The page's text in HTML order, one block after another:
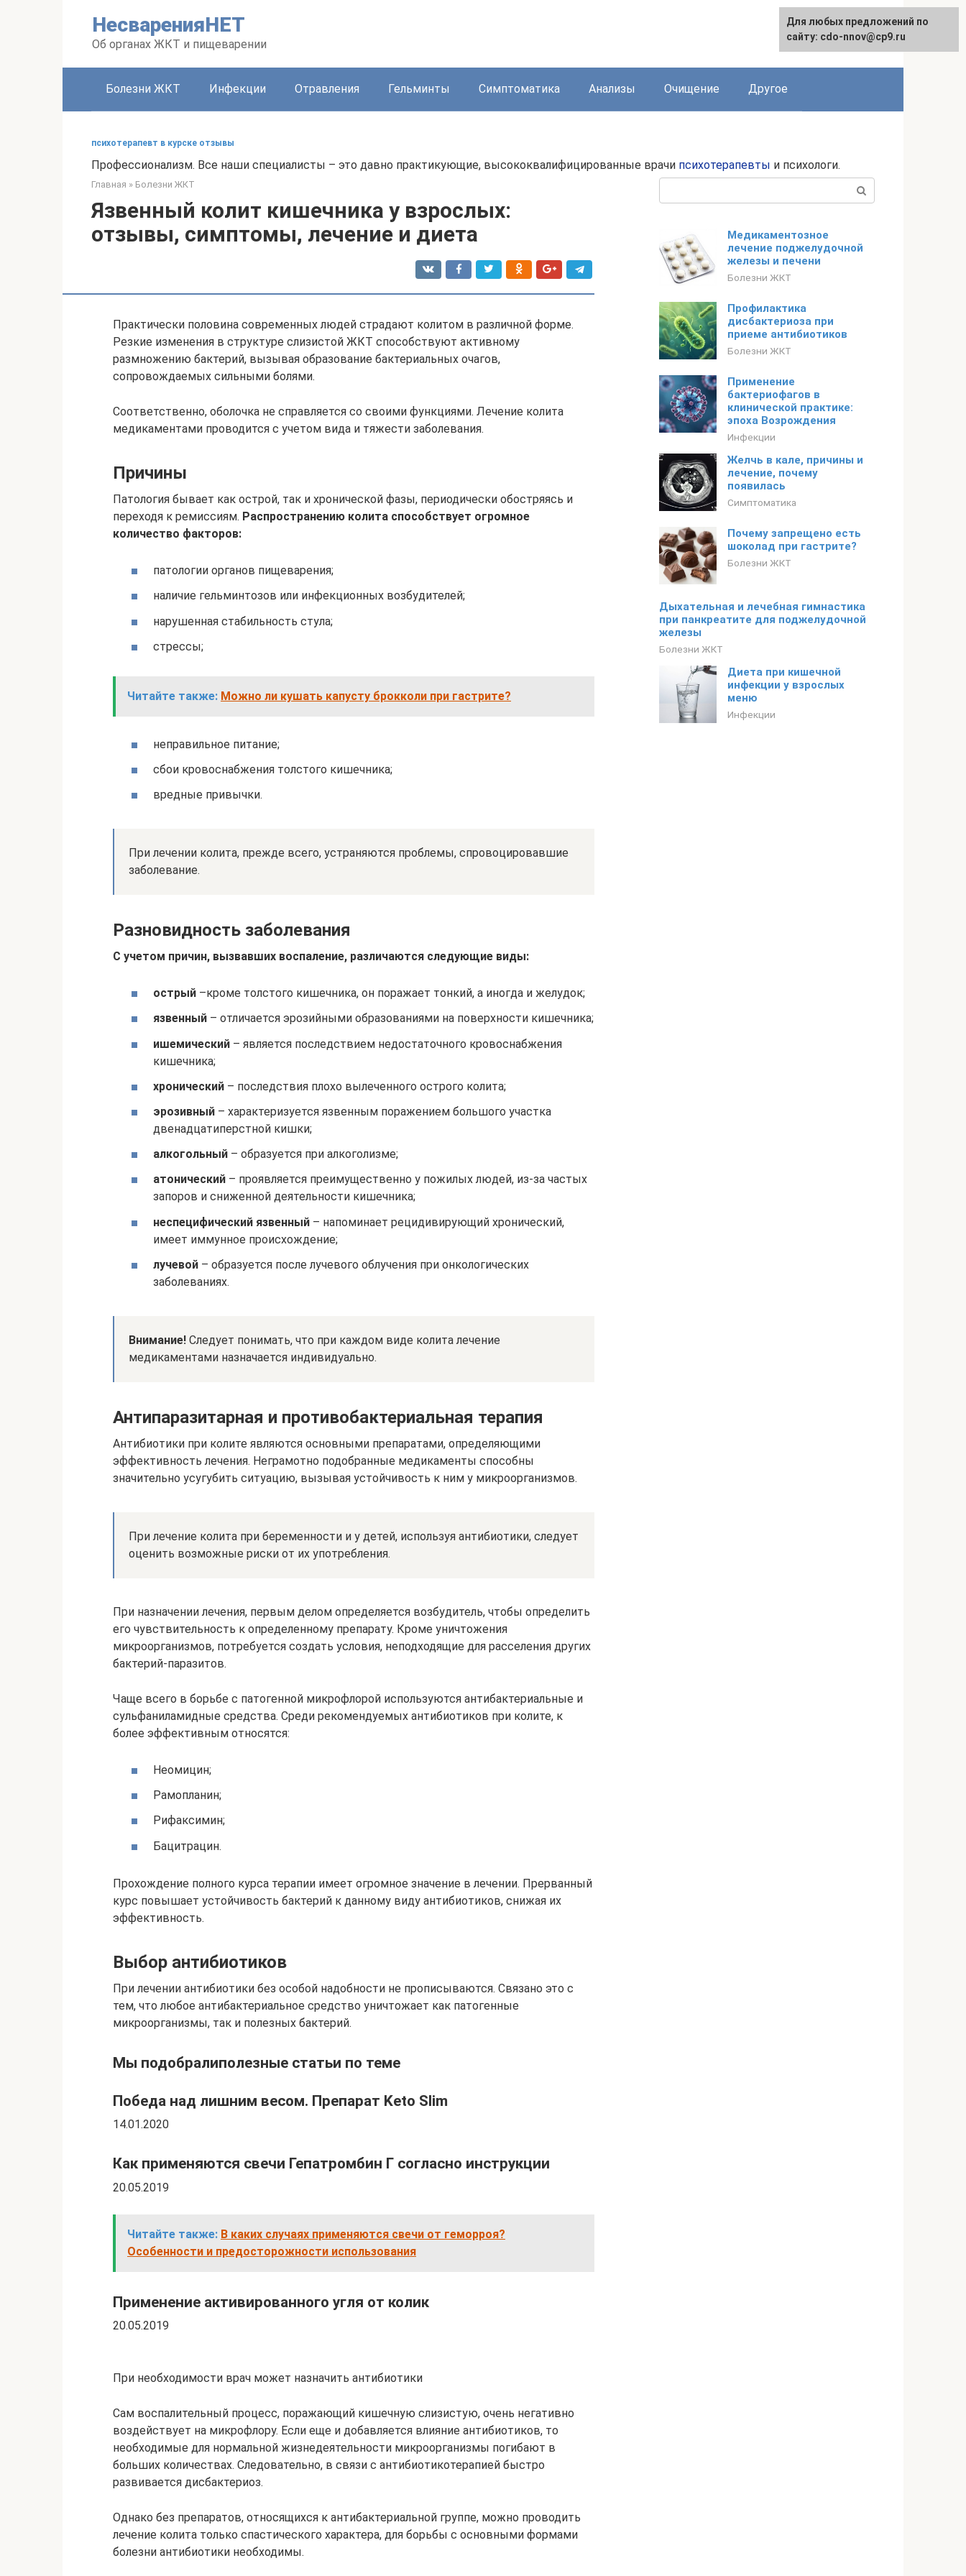
НесваренияНЕТ
Об органах ЖКТ и пищеварении
Болезни ЖКТ Инфекции Отравления Гельминты Симптоматика Анализы Очищение Другое
психотерапевт в курске отзывы
Профессионализм. Все наши специалисты – это давно практикующие, высококвалифицированные врачи психотерапевты и психологи.
Главная » Болезни ЖКТ
Язвенный колит кишечника у взрослых:
отзывы, симптомы, лечение и диета
Практически половина современных людей страдают колитом в различной форме.
Резкие изменения в структуре слизистой ЖКТ способствуют активному
размножению бактерий, вызывая образование бактериальных очагов,
сопровождаемых сильными болями.
Соответственно, оболочка не справляется со своими функциями. Лечение колита
медикаментами проводится с учетом вида и тяжести заболевания.
Причины
Патология бывает как острой, так и хронической фазы, периодически обостряясь и
переходя к ремиссиям. Распространению колита способствует огромное
количество факторов:
патологии органов пищеварения;
наличие гельминтозов или инфекционных возбудителей;
нарушенная стабильность стула;
стрессы;
Читайте также: Можно ли кушать капусту брокколи при гастрите?
неправильное питание;
сбои кровоснабжения толстого кишечника;
вредные привычки.
При лечении колита, прежде всего, устраняются проблемы, спровоцировавшие
заболевание.
Разновидность заболевания
С учетом причин, вызвавших воспаление, различаются следующие виды:
острый –кроме толстого кишечника, он поражает тонкий, а иногда и желудок;
язвенный – отличается эрозийными образованиями на поверхности кишечника;
ишемический – является последствием недостаточного кровоснабжения
кишечника;
хронический – последствия плохо вылеченного острого колита;
эрозивный – характеризуется язвенным поражением большого участка
двенадцатиперстной кишки;
алкогольный – образуется при алкоголизме;
атонический – проявляется преимущественно у пожилых людей, из-за частых
запоров и сниженной деятельности кишечника;
неспецифический язвенный – напоминает рецидивирующий хронический,
имеет иммунное происхождение;
лучевой – образуется после лучевого облучения при онкологических
заболеваниях.
Внимание! Следует понимать, что при каждом виде колита лечение
медикаментами назначается индивидуально.
Антипаразитарная и противобактериальная терапия
Антибиотики при колите являются основными препаратами, определяющими
эффективность лечения. Неграмотно подобранные медикаменты способны
значительно усугубить ситуацию, вызывая устойчивость к ним у микроорганизмов.
При лечение колита при беременности и у детей, используя антибиотики, следует
оценить возможные риски от их употребления.
При назначении лечения, первым делом определяется возбудитель, чтобы определить
его чувствительность к определенному препарату. Кроме уничтожения
микроорганизмов, потребуется создать условия, неподходящие для расселения других
бактерий-паразитов.
Чаще всего в борьбе с патогенной микрофлорой используются антибактериальные и
сульфаниламидные средства. Среди рекомендуемых антибиотиков при колите, к
более эффективным относятся:
Неомицин;
Рамопланин;
Рифаксимин;
Бацитрацин.
Прохождение полного курса терапии имеет огромное значение в лечении. Прерванный
курс повышает устойчивость бактерий к данному виду антибиотиков, снижая их
эффективность.
Выбор антибиотиков
При лечении антибиотики без особой надобности не прописываются. Связано это с
тем, что любое антибактериальное средство уничтожает как патогенные
микроорганизмы, так и полезных бактерий.
Мы подобралиполезные статьи по теме
Победа над лишним весом. Препарат Keto Slim
14.01.2020
Как применяются свечи Гепатромбин Г согласно инструкции
20.05.2019
Читайте также: В каких случаях применяются свечи от геморроя?
Особенности и предосторожности использования
Применение активированного угля от колик
20.05.2019
При необходимости врач может назначить антибиотики
Сам воспалительный процесс, поражающий кишечную слизистую, очень негативно
воздействует на микрофлору. Если еще и добавляется влияние антибиотиков, то
необходимые для нормальной жизнедеятельности микроорганизмы погибают в
больших количествах. Следовательно, в связи с антибиотикотерапией быстро
развивается дисбактериоз.
Однако без препаратов, относящихся к антибактериальной группе, можно проводить
лечение колита только спастического характера, для борьбы с основными формами
болезни антибиотики необходимы.
Медикаментозное
лечение поджелудочной
железы и печени
Болезни ЖКТ
Профилактика
дисбактериоза при
приеме антибиотиков
Болезни ЖКТ
Применение
бактериофагов в
клинической практике:
эпоха Возрождения
Инфекции
Желчь в кале, причины и
лечение, почему
появилась
Симптоматика
Почему запрещено есть
шоколад при гастрите?
Болезни ЖКТ
Дыхательная и лечебная гимнастика
при панкреатите для поджелудочной
железы
Болезни ЖКТ
Диета при кишечной
инфекции у взрослых
меню
Инфекции
Для любых предложений по
сайту: cdo-nnov@cp9.ru